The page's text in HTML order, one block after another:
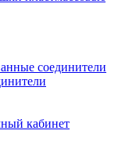
соединители
кабинет